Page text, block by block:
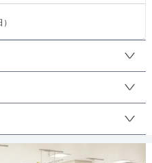
45
ショールです。